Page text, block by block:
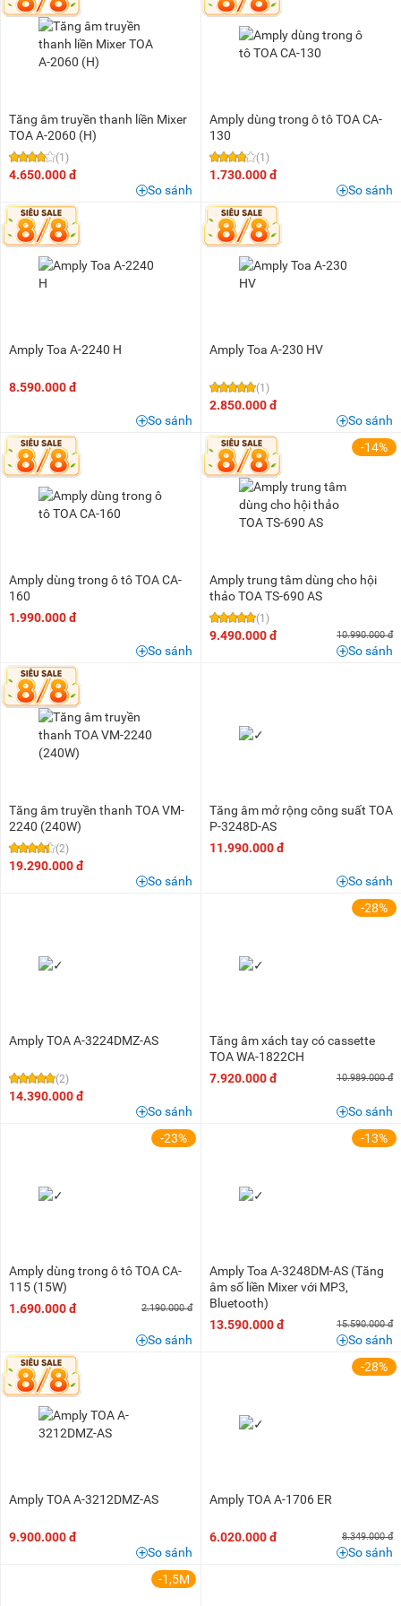
2 triệu - 3 triệu (9)
3 triệu - 5 triệu
10 triệu - 15 triệu
15 triệu - 20 triệu
(3)
25 triệu - 30 triệu
40 triệu - 50 triệu
50 triệu - 100 triệu (2)
Tăng âm truyền thanh liền Mixer
TOA A-2060 (H)
(1)
4.650.000 đ
So sánh
Amply dùng trong ô tô TOA CA-
130
(1)
1.730.000 đ
So sánh
Amply Toa A-2240 H
8.590.000 đ
So sánh
Amply Toa A-230 HV
(1)
2.850.000 đ
So sánh
Amply dùng trong ô tô TOA CA-
160
1.990.000 đ
So sánh
-14%
Amply trung tâm dùng cho hội
thảo TOA TS-690 AS
(1)
9.490.000 đ 10.990.000 đ
So sánh
Tăng âm truyền thanh TOA VM-
2240 (240W)
(2)
19.290.000 đ
So sánh
Tăng âm mở rộng công suất TOA
P-3248D-AS
11.990.000 đ
So sánh
Amply TOA A-3224DMZ-AS
(2)
14.390.000 đ
So sánh
-28%
Tăng âm xách tay có cassette
TOA WA-1822CH
7.920.000 đ
10.989.000 đ
So sánh
-23%
Amply dùng trong ô tô TOA CA-
115 (15W)
1.690.000 đ
2.190.000 đ
So sánh
-13%
Amply Toa A-3248DM-AS (Tăng
âm số liền Mixer với MP3,
Bluetooth)
13.590.000 đ
15.590.000 đ
So sánh
Amply TOA A-3212DMZ-AS
9.900.000 đ
So sánh
-28%
Amply TOA A-1706 ER
6.020.000 đ 8.349.000 đ
So sánh
-1,5M